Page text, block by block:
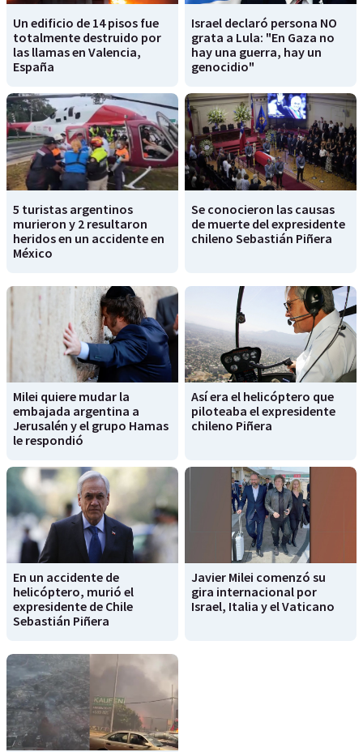
Un edificio de 14 pisos fue
totalmente destruido por
las llamas en Valencia,
España
Israel declaró persona NO
grata a Lula: "En Gaza no
hay una guerra, hay un
genocidio"
5 turistas argentinos
murieron y 2 resultaron
heridos en un accidente en
México
Se conocieron las causas
de muerte del expresidente
chileno Sebastián Piñera
Milei quiere mudar la
embajada argentina a
Jerusalén y el grupo Hamas
le respondió
Así era el helicóptero que
piloteaba el expresidente
chileno Piñera
En un accidente de
helicóptero, murió el
expresidente de Chile
Sebastián Piñera
Javier Milei comenzó su
gira internacional por
Israel, Italia y el Vaticano